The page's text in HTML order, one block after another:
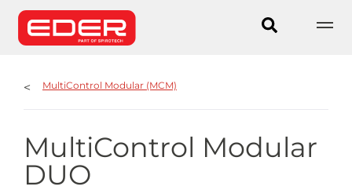
MultiControl Modular (MCM)
MultiControl Modular
DUO